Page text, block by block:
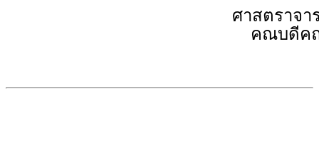
ศาสตราจ
คณบดีค